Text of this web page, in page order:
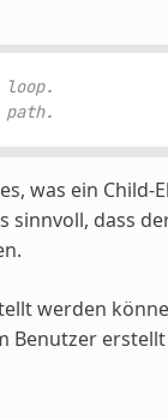
loop.
path.
was ein Child-
dass
werden
Benutzer